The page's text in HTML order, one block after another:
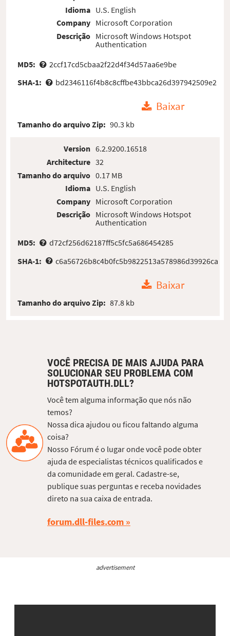
Idioma
Company
Descrição
U.S. English
Microsoft Corporation
Microsoft Windows Hotspot
Authentication
MD5:
2ccf17cd5cbaa2f22d4f34d57aa6e9be
SHA-1:
bd2346116f4b8c8cffbe43bbca26d397942509e2
Baixar
Tamanho do arquivo Zip: 90.3 kb
Version
Architecture
Tamanho do arquivo
Idioma
Company
Descrição
6.2.9200.16518
32
0.17 MB
U.S. English
Microsoft Corporation
Microsoft Windows Hotspot
Authentication
MD5:
d72cf256d62187ff5c5fc5a686454285
SHA-1:
c6a56726b8c4b0fc5b9822513a578986d39926ca
Baixar
Tamanho do arquivo Zip: 87.8 kb
VOCÊ PRECISA DE MAIS AJUDA PARA
SOLUCIONAR SEU PROBLEMA COM
HOTSPOTAUTH.DLL?
Você tem alguma informação que nós não
temos?
Nossa dica ajudou ou ficou faltando alguma
coisa?
Nosso Fórum é o lugar onde você pode obter
ajuda de especialistas técnicos qualificados e
da comunidade em geral. Cadastre-se,
publique suas perguntas e receba novidades
direto na sua caixa de entrada.
forum.dll-files.com
advertisement